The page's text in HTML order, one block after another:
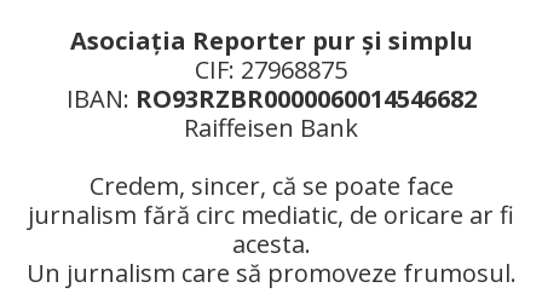
Asociaţia Reporter pur şi simplu
CIF: 27968875
IBAN: RO93RZBR0000060014546682
Raiffeisen Bank
Credem, sincer, că se poate face
jurnalism fără circ mediatic, de oricare ar fi
acesta.
Un jurnalism care să promoveze frumosul.